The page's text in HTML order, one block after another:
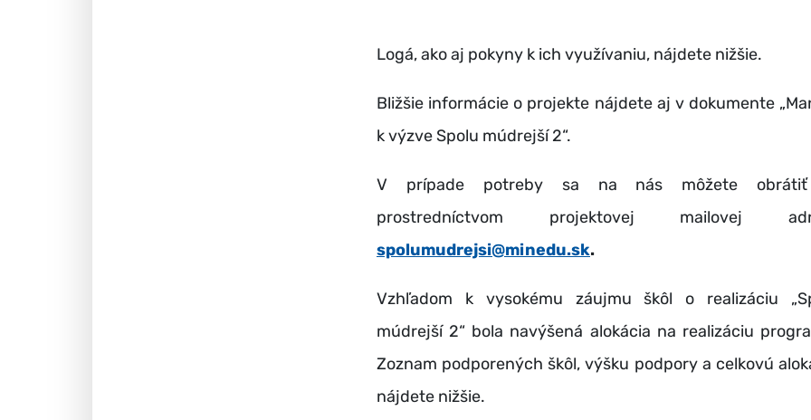
Logá, ako aj pokyny k ich využívaniu, nájdete nižšie.
Bližšie informácie o projekte nájdete aj v dokumente
k výzve Spolu múdrejší 2“.
V prípade potreby sa na nás môžete
prostredníctvom projektovej mailovej
spolumudrejsi@minedu.sk.
Vzhľadom k vysokému záujmu škôl o realizáciu
múdrejší 2“ bola navýšená alokácia na realizáciu
Zoznam podporených škôl, výšku podpory a celkovú
nájdete nižšie.